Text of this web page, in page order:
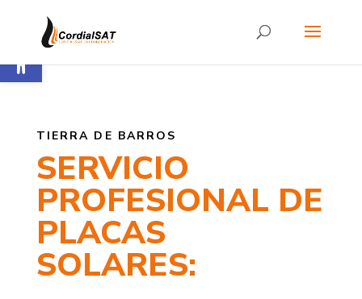
Abrir barra de herramientas
TIERRA DE BARROS
SERVICIO
PROFESIONAL DE
PLACAS
SOLARES: